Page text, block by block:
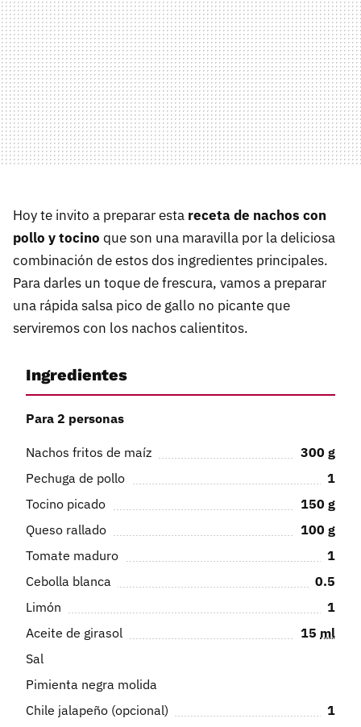
Hoy te invito a preparar esta receta de nachos con
pollo y tocino que son una maravilla por la deliciosa
combinación de estos dos ingredientes principales.
Para darles un toque de frescura, vamos a preparar
una rápida salsa pico de gallo no picante que
serviremos con los nachos calientitos.
Ingredientes
Para 2 personas
Nachos fritos de maíz 300 g
Pechuga de pollo
1
Tocino picado
150 g
Queso rallado
100 g
Tomate maduro
1
Cebolla blanca
0.5
Limón
1
Aceite de girasol
15 ml
Sal
Pimienta negra molida
Chile jalapeño (opcional)
1